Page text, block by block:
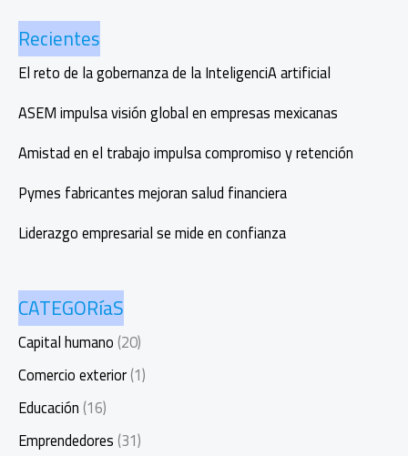
entender
el
mercado
del
futuro
Recientes
El reto de la gobernanza de la InteligenciA artificial
ASEM impulsa visión global en empresas mexicanas
Amistad en el trabajo impulsa compromiso y retención
Pymes fabricantes mejoran salud financiera
Liderazgo empresarial se mide en confianza
CATEGORíaS
Capital humano(20)
Comercio exterior(1)
Educación(16)
Emprendedores(31)